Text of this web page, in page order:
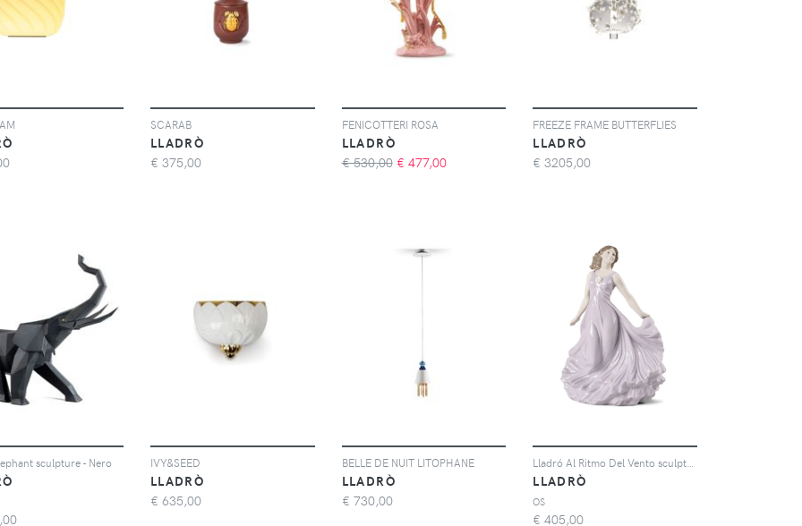
SCARAB
LLADRÒ
€ 375,00
FENICOTTERI ROSA
LLADRÒ
€ 530,00 € 477,00
FREEZE FRAME BUTTERFLIES
LLADRÒ
€ 3205,00
sculpture - Nero IVY&SEED
LLADRÒ
€ 635,00
BELLE DE NUIT LITOPHANE
LLADRÒ
€ 730,00
LLADRÒ
OS
€ 405,00